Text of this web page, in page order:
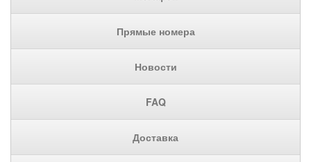
Прямые номера
Новости
FAQ
Доставка